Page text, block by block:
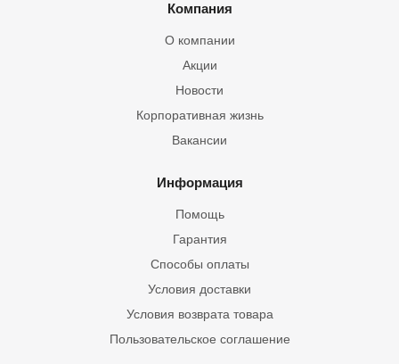
Компания
О компании
Акции
Новости
Корпоративная жизнь
Вакансии
Информация
Помощь
Гарантия
Способы оплаты
Условия доставки
Условия возврата товара
Пользовательское соглашение